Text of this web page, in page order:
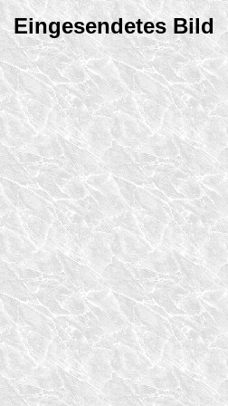
Eingesendetes Bild